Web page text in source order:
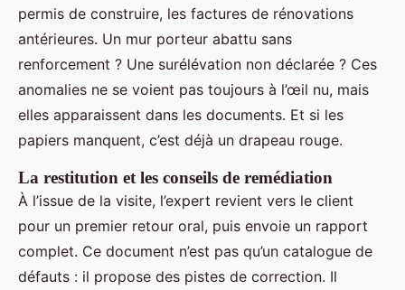
permis de construire, les factures de rénovations
antérieures. Un mur porteur abattu sans
renforcement ? Une surélévation non déclarée ? Ces
anomalies ne se voient pas toujours à l’œil nu, mais
elles apparaissent dans les documents. Et si les
papiers manquent, c’est déjà un drapeau rouge.
La restitution et les conseils de remédiation
À l’issue de la visite, l’expert revient vers le client
pour un premier retour oral, puis envoie un rapport
complet. Ce document n’est pas qu’un catalogue de
défauts : il propose des pistes de correction. Il